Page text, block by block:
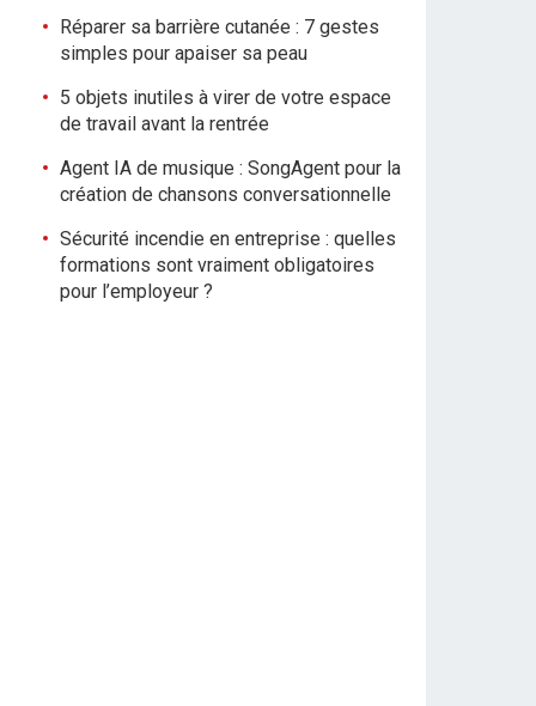
Réparer sa barrière cutanée : 7 gestes
simples pour apaiser sa peau
5 objets inutiles à virer de votre espace
de travail avant la rentrée
Agent IA de musique : SongAgent pour la
création de chansons conversationnelle
Sécurité incendie en entreprise : quelles
formations sont vraiment obligatoires
pour l’employeur ?